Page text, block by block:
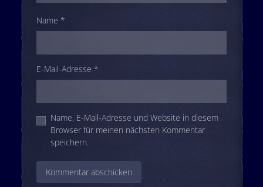
Name *
E-Mail-Adresse *
Name, E-Mail-Adresse und Website in diesem
Browser für meinen nächsten Kommentar
speichern.